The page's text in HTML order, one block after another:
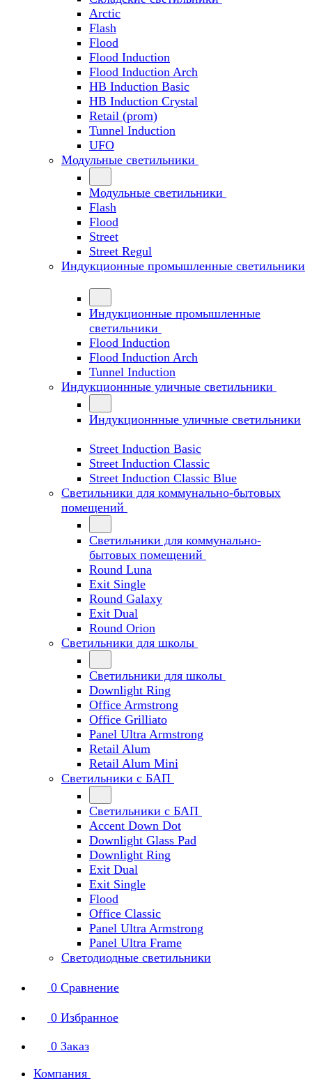
Arctic
Flash
Flood
Flood Induction
Flood Induction Arch
HB Induction Basic
HB Induction Crystal
Retail (prom)
Tunnel Induction
UFO
Модульные светильники
Модульные светильники
Flash
Flood
Street
Street Regul
Индукционные промышленные светильники
Индукционные промышленные
светильники
Flood Induction
Flood Induction Arch
Tunnel Induction
Индукционнные уличные светильники
Индукционнные уличные светильники
Street Induction Basic
Street Induction Classic
Street Induction Classic Blue
Светильники для коммунально-бытовых
помещений
Светильники для коммунально-
бытовых помещений
Round Luna
Exit Single
Round Galaxy
Exit Dual
Round Orion
Светильники для школы
Светильники для школы
Downlight Ring
Office Armstrong
Office Grilliato
Panel Ultra Armstrong
Retail Alum
Retail Alum Mini
Светильники с БАП
Светильники с БАП
Accent Down Dot
Downlight Glass Pad
Downlight Ring
Exit Dual
Exit Single
Flood
Office Classic
Panel Ultra Armstrong
Panel Ultra Frame
Светодиодные светильники
0 Сравнение
0 Избранное
0 Заказ
Компания